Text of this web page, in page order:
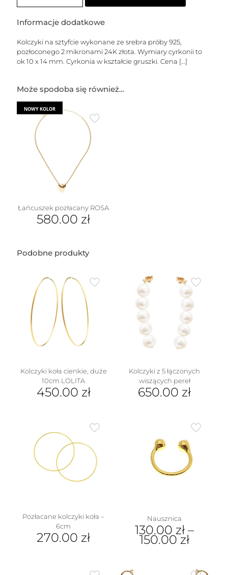
PEAR
M
Informacje dodatkowe
Kolczyki na sztyfcie wykonane ze srebra próby 925,
pozłoconego 2 mikronami 24K złota. Wymiary cyrkonii to
ok 10 x 14 mm. Cyrkonia w kształcie gruszki. Cena […]
Może spodoba się również…
NOWY KOLOR
Łańcuszek pozłacany ROSA
580.00 zł
Podobne produkty
Kolczyki koła cienkie, duże
10cm LOLITA
450.00 zł
Kolczyki z 5 łączonych
wiszących pereł
650.00 zł
Pozłacane kolczyki koła –
6cm
270.00 zł
Nausznica
130.00 zł –
150.00 zł